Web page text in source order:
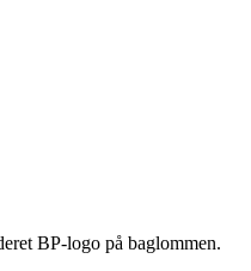
BP-logo på baglommen.